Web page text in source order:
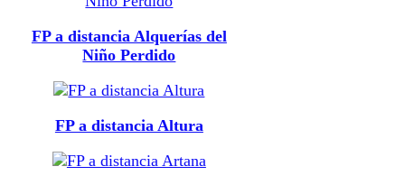
FP a distancia Alquerías del
Niño Perdido
FP a distancia Altura